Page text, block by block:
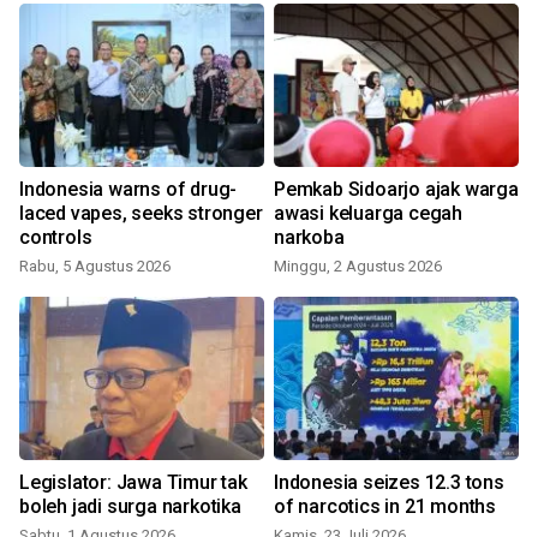
Indonesia warns of drug-
laced vapes, seeks stronger
controls
Rabu, 5 Agustus 2026
Pemkab Sidoarjo ajak warga
awasi keluarga cegah
narkoba
Minggu, 2 Agustus 2026
Legislator: Jawa Timur tak
boleh jadi surga narkotika
Indonesia seizes 12.3 tons
of narcotics in 21 months